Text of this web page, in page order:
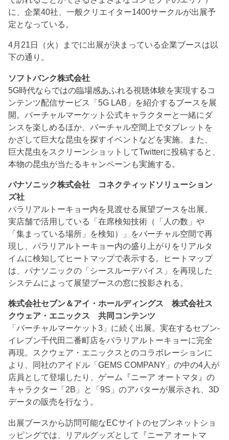
に、企業40社、一般クリエイター1400サークルが出展予
定となっている。
4月21日（火）までに出展が決まっている企業ブースは以
下の通り。
ソフトバンク株式会社
5G時代ならではの臨場感あふれる視聴体験を実現するコ
ンテンツ配信サービス「5G LAB」を紹介するブースを展
開。バーチャルマーケット公式キャラクターと一緒にダ
ンスを楽しめるほか、バーチャル空間上でタブレットを
かざして巨大な昆虫を探すイベントなどを実施。また、
巨大昆虫をスクリーンショットしてTwitterに投稿すると、
本物の昆虫が当たるキャンペーンも実施する。
パナソニック株式会社 コネクティッドソリューション
ズ社
パラリアルトーキョー内を見渡せる展望ブースを出展。
実店舗で活用している「在席検知技術（「人の数」や
「集まっている場所」を検知）」をバーチャル空間で再
現し、パラリアルトーキョー内の盛り上がりをリアルタ
イムに検知してヒートマップで表示する。ヒートマップ
は、パナソニックの「シースルーデバイス」を再現した
システムによって展望ブースの窓に投影される。
株式会社セブン＆アイ・ホールディングス 株式会社ス
クウェア・エニックス 共同コンテンツ
「バーチャルマーケット3」に続く出展。実在するセブン‐
イレブン千代田二番町店をパラリアルトーキョーに完全
再現。スクウェア・エニックスとのコラボレーションに
より、同社のアイドル「GEMS COMPANY」の中の4人が
店員として登場したり、ゲーム『ニーア オートマタ』の
キャラクター「2B」と「9S」のアバターが展示され、3D
データの販売を行なう。
出展ブースから訪問可能なECサイトのセブンネットショ
ッピングでは、リアルグッズとして『ニーア オートマ